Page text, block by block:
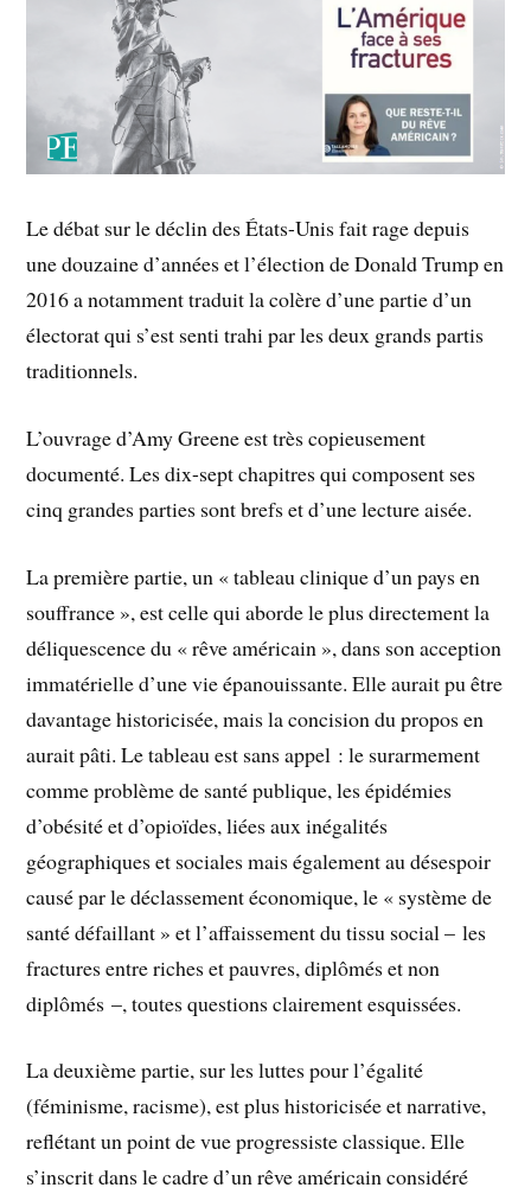
Le débat sur le déclin des États-Unis fait rage depuis
une douzaine d’années et l’élection de Donald Trump en
2016 a notamment traduit la colère d’unepartie d’un
électorat qui s’est senti trahi par les deux grands partis
traditionnels.
L’ouvrage d’Amy Greene est très copieusement
documenté. Les dix-sept chapitres qui composent ses
cinq grandes parties sont brefs et d’une lecture aisée.
La première partie, un « tableau clinique d’un pays en
souffrance », est celle qui aborde le plus directement la
déliquescence du « rêve américain », dans son acception
immatérielle d’une vie épanouissante. Elle aurait pu être
davantage historicisée, mais la concision du propos en
aurait pâti. Le tableau est sans appel : le surarmement
comme problème de santé publique, les épidémies
d’obésité et d’opioïdes, liées aux inégalités
géographiques et sociales mais également au désespoir
causé par le déclassement économique, le « système de
santé défaillant » et l’affaissement du tissu social – les
fractures entre riches et pauvres, diplômés et non
diplômés –, toutes questions clairement esquissées.
La deuxième partie, sur les luttes pour l’égalité
(féminisme, racisme), est plus historicisée et narrative,
reflétant un point de vue progressiste classique. Elle
s’inscrit dans le cadre d’un rêve américain considéré